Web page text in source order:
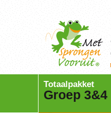
Totaalpakket
Groep 3&4